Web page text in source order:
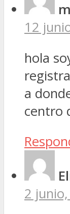
12
hola
a
centro
2